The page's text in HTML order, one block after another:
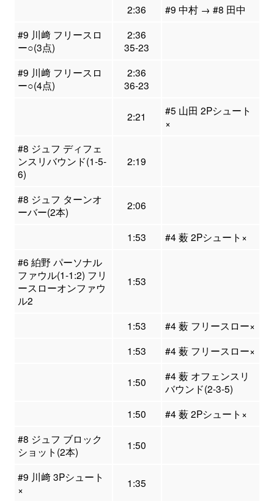
2:36
#9 中村 → #8 田中
#9 川﨑 フリースロ
ー○(3点)
2:36
35-23
#9 川﨑 フリースロ
ー○(4点)
2:36
36-23
2:21
#5 山田 2Pシュート
×
#8 ジュフ ディフェ
ンスリバウンド(1-5-
6)
2:19
#8 ジュフ ターンオ
ーバー(2本)
2:06
1:53
#4 薮 2Pシュート×
#6 絈野 パーソナル
ファウル(1-1:2) フリ
ースローオンファウ
ル2
1:53
1:53
#4 薮 フリースロー×
1:53
#4 薮 フリースロー×
1:50
#4 薮 オフェンスリ
バウンド(2-3-5)
1:50
#4 薮 2Pシュート×
#8 ジュフ ブロック
ショット(2本)
1:50
#9 川﨑 3Pシュート
×
1:35